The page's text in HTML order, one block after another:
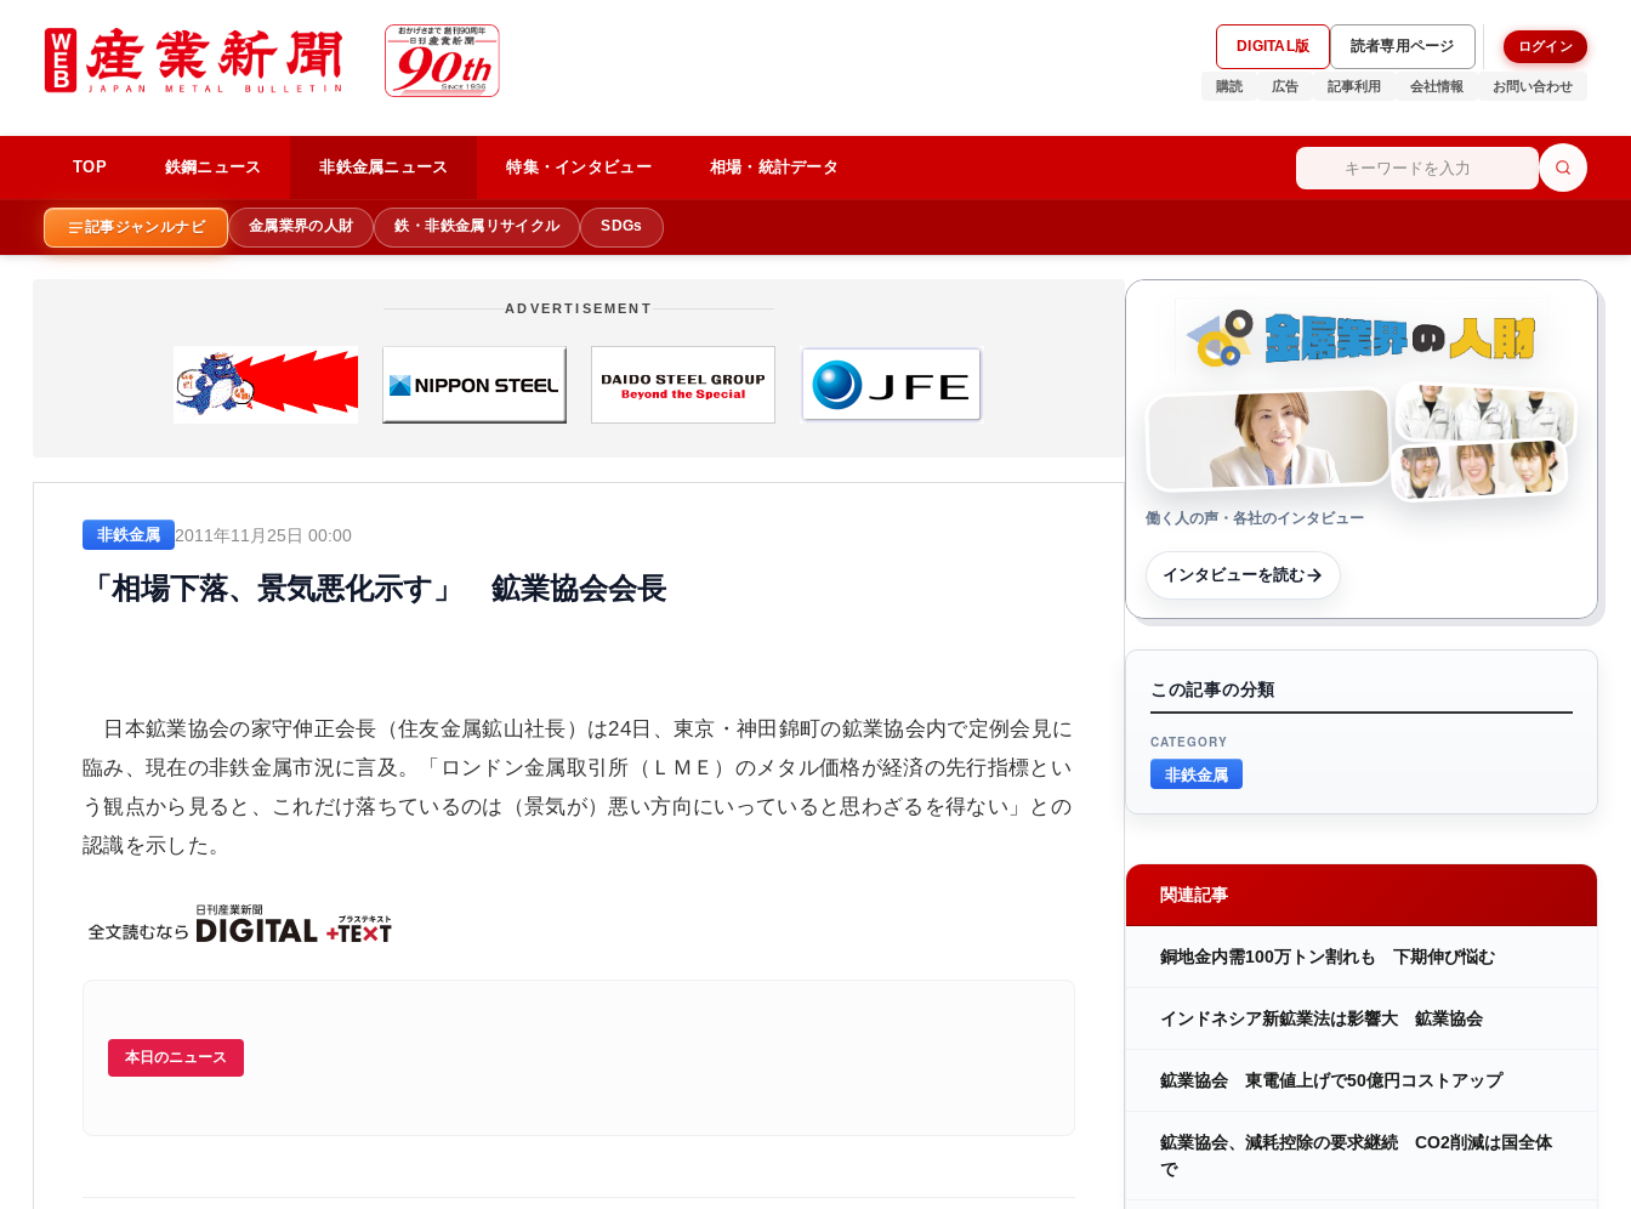
DIGITAL版 読者専用ページ ログイン
購読 広告 記事利用 会社情報 お問い合わせ
TOP 鉄鋼ニュース 非鉄金属ニュース 特集・インタビュー 相場・統計データ
記事ジャンルナビ 金属業界の人財 鉄・非鉄金属リサイクル SDGs
ADVERTISEMENT
非鉄金属 2011年11月25日 00:00
「相場下落、景気悪化示す」 鉱業協会会長
日本鉱業協会の家守伸正会長（住友金属鉱山社長）は24日、東京・神田錦町の鉱業協会内で定例会見に
臨み、現在の非鉄金属市況に言及。「ロンドン金属取引所（ＬＭＥ）のメタル価格が経済の先行指標とい
う観点から見ると、これだけ落ちているのは（景気が）悪い方向にいっていると思わざるを得ない」との
認識を示した。
本日のニュース
働く人の声・各社のインタビュー
インタビューを読む
この記事の分類
CATEGORY
非鉄金属
関連記事
銅地金内需100万トン割れも 下期伸び悩む
インドネシア新鉱業法は影響大 鉱業協会
鉱業協会 東電値上げで50億円コストアップ
鉱業協会、減耗控除の要求継続 CO2削減は国全体
で